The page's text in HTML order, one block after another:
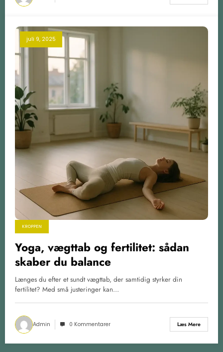
juli 9, 2025
KROPPEN
Yoga, vægttab og fertilitet: sådan
skaber du balance
Længes du efter et sundt vægttab, der samtidig styrker din
fertilitet? Med små justeringer kan…
Admin 0 Kommentarer Læs Mere